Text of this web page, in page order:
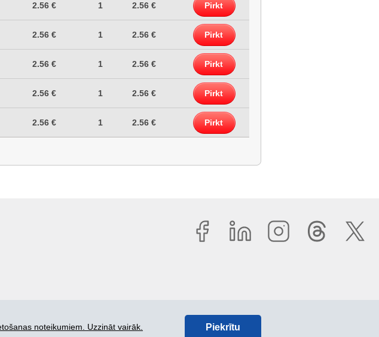
2.56 € 1 2.56 € Pirkt
2.56 € 1 2.56 € Pirkt
2.56 € 1 2.56 € Pirkt
2.56 € 1 2.56 € Pirkt
2.56 € 1 2.56 € Pirkt
noteikumiem. Uzzināt vairāk. Piekrītu